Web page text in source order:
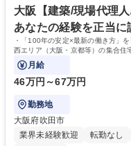
業/年休120日/賞与年3回(実績
創業105年の信頼から、公共工事の元請
大学院 大学 高専 短大 専修学
士 第一種運転免許普通自動車
大阪【建築/現場代理
あなたの経験を正当に
・「100年の安定×最新の働き方」
西エリア（大阪・京都等）の集合住
所長候補を募集しております。
月給
46万円～67万円
勤務地
大阪府吹田市
業界未経験歓迎
転勤なし